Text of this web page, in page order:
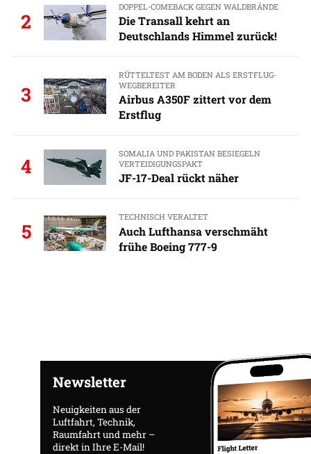
2
DOPPEL-COMEBACK GEGEN WALDBRÄNDE
Die Transall kehrt an
Deutschlands Himmel zurück!
3
RÜTTELTEST AM BODEN ALS ERSTFLUG-
WEGBEREITER
Airbus A350F zittert vor dem
Erstflug
4
SOMALIA UND PAKISTAN BESIEGELN
VERTEIDIGUNGSPAKT
JF-17-Deal rückt näher
5
TECHNISCH VERALTET
Auch Lufthansa verschmäht
frühe Boeing 777-9
Newsletter
Neuigkeiten aus der
Luftfahrt, Technik,
Raumfahrt und mehr –
direkt in Ihre E-Mail!